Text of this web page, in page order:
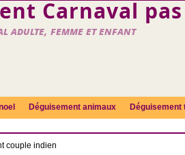
Carnaval
adulte, femme et enfant
Déguisement animaux Déguisement
couple indien